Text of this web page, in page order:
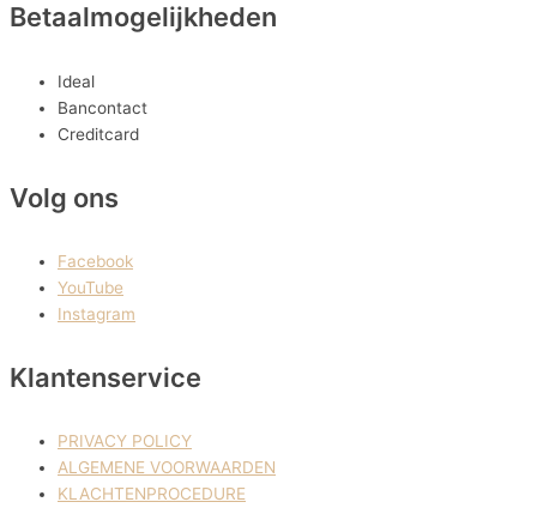
Betaalmogelijkheden
Ideal
Bancontact
Creditcard
Volg ons
Facebook
YouTube
Instagram
Klantenservice
PRIVACY POLICY
ALGEMENE VOORWAARDEN
KLACHTENPROCEDURE